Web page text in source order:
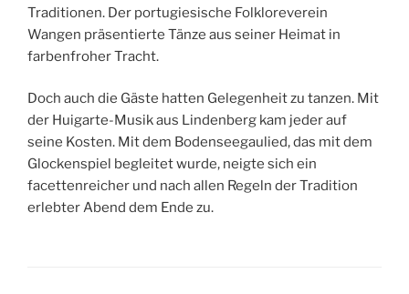
Traditionen. Der portugiesische Folkloreverein
Wangen präsentierte Tänze aus seiner Heimat in
farbenfroher Tracht.
Doch auch die Gäste hatten Gelegenheit zu tanzen. Mit
der Huigarte-Musik aus Lindenberg kam jeder auf
seine Kosten. Mit dem Bodenseegaulied, das mit dem
Glockenspiel begleitet wurde, neigte sich ein
facettenreicher und nach allen Regeln der Tradition
erlebter Abend dem Ende zu.